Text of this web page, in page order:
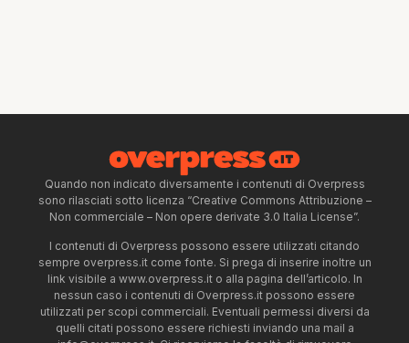
Quando non indicato diversamente i contenuti di Overpress
sono rilasciati sotto licenza “Creative Commons Attribuzione –
Non commerciale – Non opere derivate 3.0 Italia License”.
I contenuti di Overpress possono essere utilizzati citando
sempre overpress.it come fonte. Si prega di inserire inoltre un
link visibile a www.overpress.it o alla pagina dell’articolo. In
nessun caso i contenuti di Overpress.it possono essere
utilizzati per scopi commerciali. Eventuali permessi diversi da
quelli citati possono essere richiesti inviando una mail a